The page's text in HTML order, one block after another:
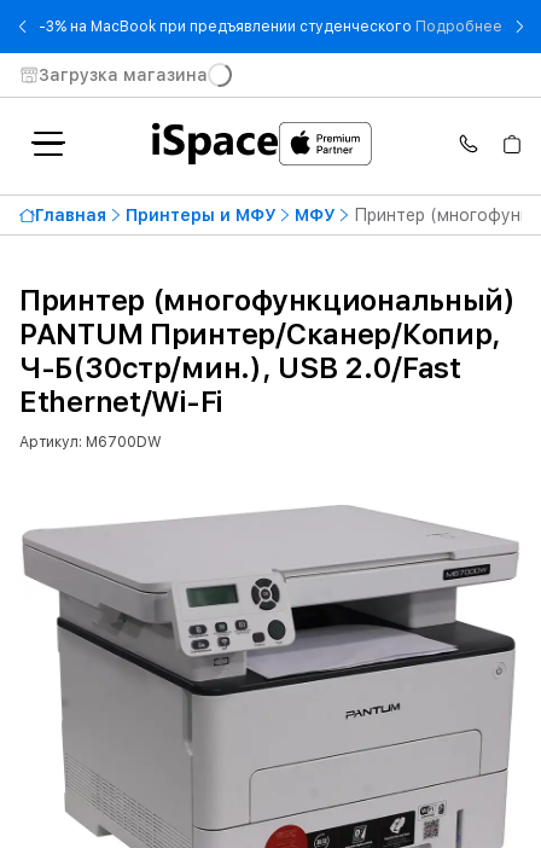
-3% на MacBook при предъявлении студенческого Подробнее - -
Загрузка магазина
Главная Принтеры и МФУ МФУ Принтер
Принтер (многофункциональный)
PANTUM Принтер/Сканер/Копир,
Ч-Б(30стр/мин.), USB 2.0/Fast
Ethernet/Wi-Fi
Артикул: M6700DW